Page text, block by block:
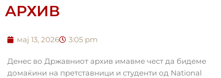
АРХИВ
мај 13, 2026 3:05 pm
Денес во Државниот архив имавме чест да бидеме
домаќини на претставници и студенти од National